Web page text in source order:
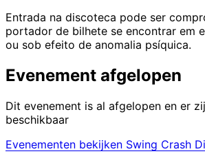
Entrada na discoteca pode ser
portador de bilhete se encontrar em
ou sob efeito de anomalia psíquica.
Evenement afgelopen
Dit evenement is al afgelopen en er
beschikbaar
Evenementen bekijken Swing Crash